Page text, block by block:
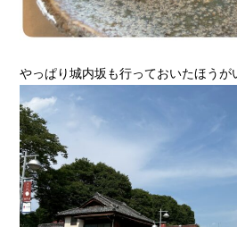
やっぱり城内坂も行っておいたほうが